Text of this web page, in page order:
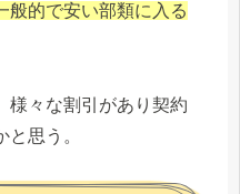
般的で安い部類に入る
様々な割引があり契約
思う。